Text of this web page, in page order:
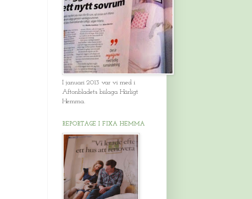
I januari 2013 var vi med i
Aftonbladets biilaga Härligt
Hemma.
REPORTAGE I FIXA HEMMA